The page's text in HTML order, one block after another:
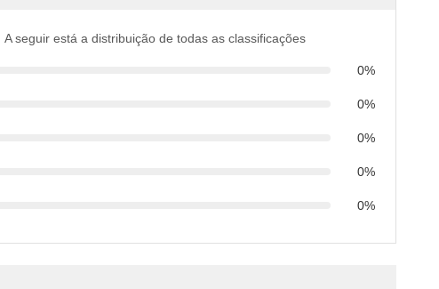
A seguir está a distribuição de todas as classificações
0%
0%
0%
0%
0%